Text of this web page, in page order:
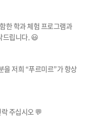
한 학과 체험 프로그램과
드립니다. 😃
을 저희 “푸르미르”가 항상
주십시오 💬